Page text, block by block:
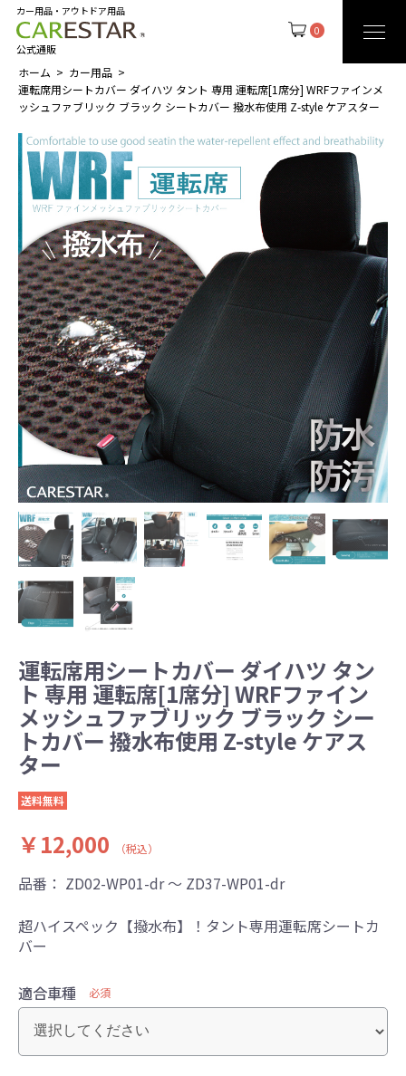
0
カー用品・アウトドア用品
公式通販
ホーム
カー用品
運転席用シートカバー ダイハツ タント 専用 運転席[1席分] WRFファインメ
ッシュファブリック ブラック シートカバー 撥水布使用 Z-style ケアスター
運転席用シートカバー ダイハツ タン
ト 専用 運転席[1席分] WRFファイン
メッシュファブリック ブラック シー
トカバー 撥水布使用 Z-style ケアス
ター
送料無料
￥12,000 （税込）
品番： ZD02-WP01-dr ～ ZD37-WP01-dr
超ハイスペック【撥水布】！タント専用運転席シートカ
バー
適合車種 必須